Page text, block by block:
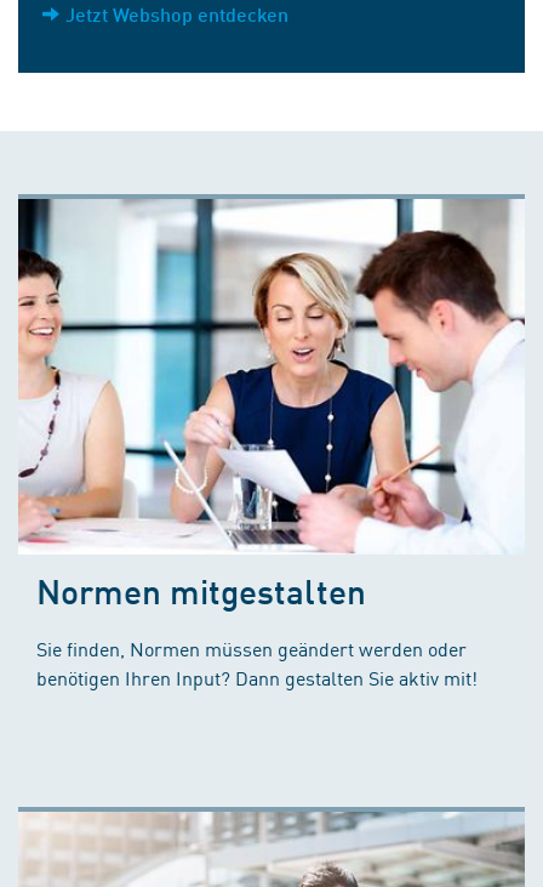
Jetzt Webshop entdecken
Normen mitgestalten
Sie finden, Normen müssen geändert werden oder
benötigen Ihren Input? Dann gestalten Sie aktiv mit!